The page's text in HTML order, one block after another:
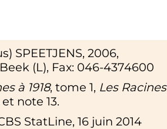
SPEETJENS, 2006,
(L), Fax: 046-4374600
à 1918, tome 1, Les Racines
et note 13.
StatLine, 16 juin 2014